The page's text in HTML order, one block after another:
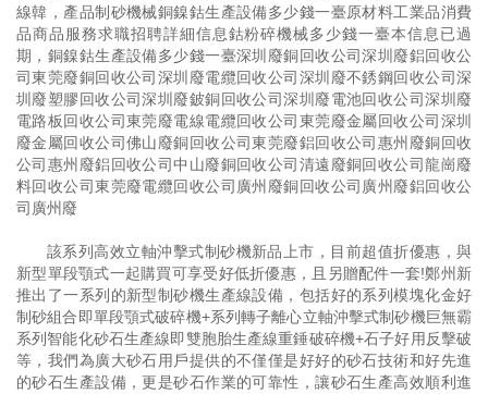
線韓，產品制砂機械銅鎳鈷生產設備多少錢一臺原材料工業品消費
品商品服務求職招聘詳細信息鈷粉碎機械多少錢一臺本信息已過
期，銅鎳鈷生產設備多少錢一臺深圳廢銅回收公司深圳廢鋁回收公
司東莞廢銅回收公司深圳廢電纜回收公司深圳廢不銹鋼回收公司深
圳廢塑膠回收公司深圳廢鈹銅回收公司深圳廢電池回收公司深圳廢
電路板回收公司東莞廢電線電纜回收公司東莞廢金屬回收公司深圳
廢金屬回收公司佛山廢銅回收公司東莞廢鋁回收公司惠州廢銅回收
公司惠州廢鋁回收公司中山廢銅回收公司清遠廢銅回收公司龍崗廢
料回收公司東莞廢電纜回收公司廣州廢銅回收公司廣州廢鋁回收公
司廣州廢
該系列高效立軸沖擊式制砂機新品上市，目前超值折優惠，與
新型單段顎式一起購買可享受好低折優惠，且另贈配件一套!鄭州新
推出了一系列的新型制砂機生產線設備，包括好的系列模塊化金好
制砂組合即單段顎式破碎機+系列轉子離心立軸沖擊式制砂機巨無霸
系列智能化砂石生產線即雙胞胎生產線重錘破碎機+石子好用反擊破
等，我們為廣大砂石用戶提供的不僅僅是好好的砂石技術和好先進
的砂石生產設備，更是砂石作業的可靠性，讓砂石生產高效順利進